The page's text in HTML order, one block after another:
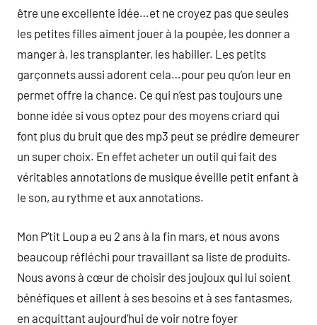
être une excellente idée…et ne croyez pas que seules
les petites filles aiment jouer à la poupée, les donner a
manger à, les transplanter, les habiller. Les petits
garçonnets aussi adorent cela…pour peu qu’on leur en
permet offre la chance. Ce qui n’est pas toujours une
bonne idée si vous optez pour des moyens criard qui
font plus du bruit que des mp3 peut se prédire demeurer
un super choix. En effet acheter un outil qui fait des
véritables annotations de musique éveille petit enfant à
le son, au rythme et aux annotations.
Mon P’tit Loup a eu 2 ans à la fin mars, et nous avons
beaucoup réfléchi pour travaillant sa liste de produits.
Nous avons à cœur de choisir des joujoux qui lui soient
bénéfiques et aillent à ses besoins et à ses fantasmes,
en acquittant aujourd’hui de voir notre foyer